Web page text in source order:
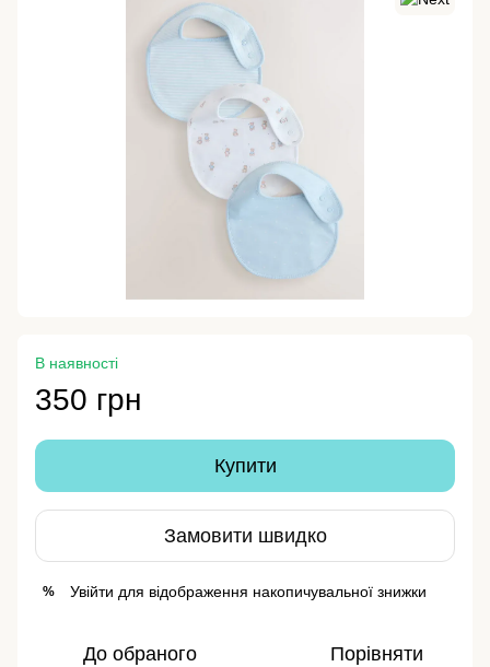
В наявності
350 грн
Купити
Замовити швидко
% Увійти для відображення накопичувальної знижки
До обраного Порівняти